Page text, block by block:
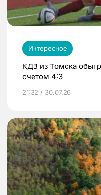
Интересное
КДВ из Томска
счетом 4:3
21:32 / 30.07.26